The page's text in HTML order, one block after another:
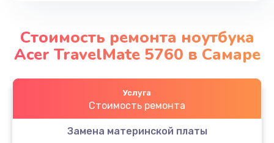
Стоимость ремонта ноутбука
Acer TravelMate 5760 в Самаре
Услуга
Стоимость ремонта
Замена материнской платы